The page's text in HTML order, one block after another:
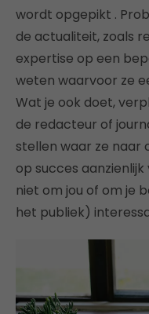
wordt opgepikt .
de actualiteit, zoals
expertise op een
weten waarvoor ze
Wat je ook doet,
de redacteur of
stellen waar ze naar
op succes
niet om jou of om je
het publiek)